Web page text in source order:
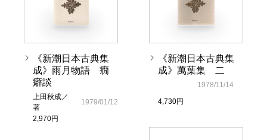
《新潮日本古典集
成》雨月物語 癇
癖談
上田秋成／
著
2,970円
1979/01/12
《新潮日本古典集
成》萬葉集 二
4,730円
1978/11/14